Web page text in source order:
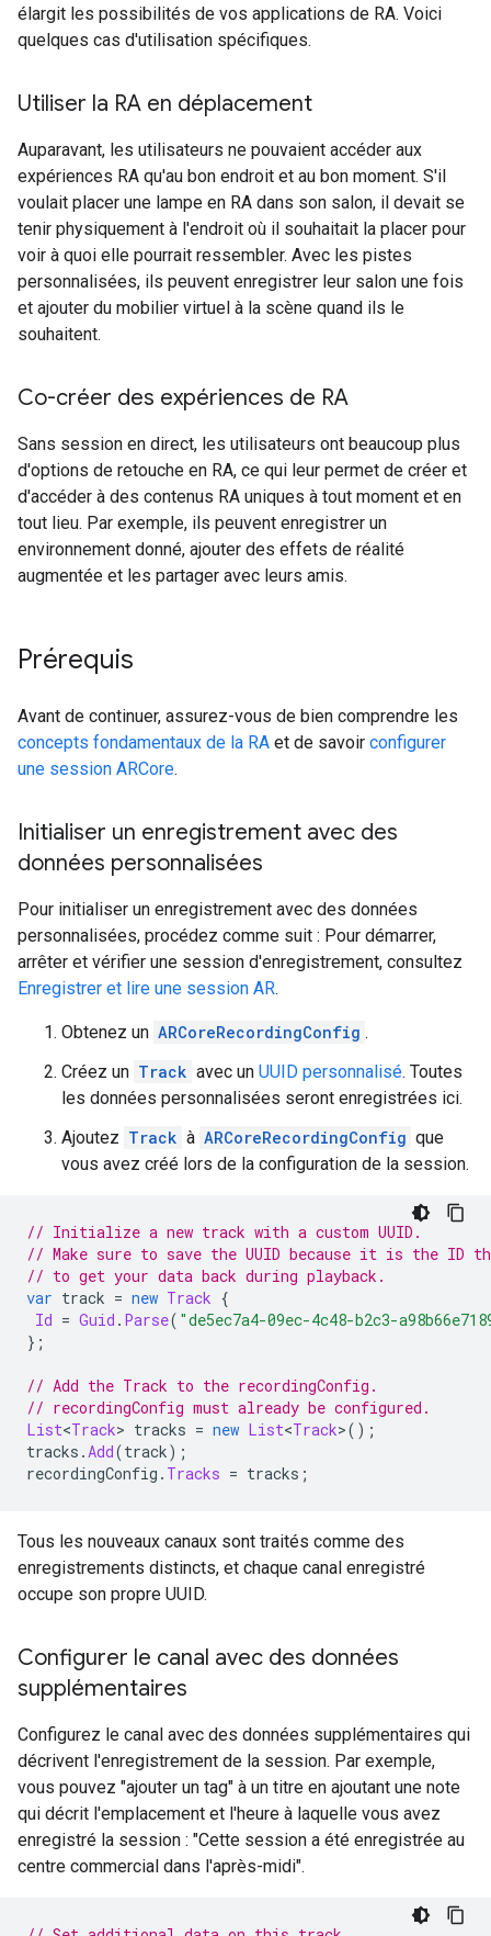
élargit les possibilités de vos applications de RA. Voici
quelques cas d'utilisation spécifiques.
Utiliser la RA en déplacement
Auparavant, les utilisateurs ne pouvaient accéder aux
expériences RA qu'au bon endroit et au bon moment. S'il
voulait placer une lampe en RA dans son salon, il devait se
tenir physiquement à l'endroit où il souhaitait la placer pour
voir à quoi elle pourrait ressembler. Avec les pistes
personnalisées, ils peuvent enregistrer leur salon une fois
et ajouter du mobilier virtuel à la scène quand ils le
souhaitent.
Co-créer des expériences de RA
Sans session en direct, les utilisateurs ont beaucoup plus
d'options de retouche en RA, ce qui leur permet de créer et
d'accéder à des contenus RA uniques à tout moment et en
tout lieu. Par exemple, ils peuvent enregistrer un
environnement donné, ajouter des effets de réalité
augmentée et les partager avec leurs amis.
Prérequis
Avant de continuer, assurez-vous de bien comprendre les
concepts fondamentaux de la RA et de savoir configurer
une session ARCore.
Initialiser un enregistrement avec des
données personnalisées
Pour initialiser un enregistrement avec des données
personnalisées, procédez comme suit : Pour démarrer,
arrêter et vérifier une session d'enregistrement, consultez
Enregistrer et lire une session AR.
Obtenez un ARCoreRecordingConfig .
Créez un Track avec un UUID personnalisé. Toutes
les données personnalisées seront enregistrées ici.
Ajoutez Track à ARCoreRecordingConfig que
vous avez créé lors de la configuration de la session.
// Initialize a new track with a custom UUID.
// Make sure to save the UUID because it is the ID
// to get your data back during playback.
var track = new Track {
Id = Guid . Parse( "de5ec7a4-09ec-4c48-b2c3-
};
// Add the Track to the recordingConfig.
// recordingConfig must already be configured.
List<Track> tracks = new List<Track>();
tracks .Add(track);
recordingConfig . Tracks = tracks ;
Tous les nouveaux canaux sont traités comme des
enregistrements distincts, et chaque canal enregistré
occupe son propre UUID.
Configurer le canal avec des données
supplémentaires
Configurez le canal avec des données supplémentaires qui
décrivent l'enregistrement de la session. Par exemple,
vous pouvez "ajouter un tag" à un titre en ajoutant une note
qui décrit l'emplacement et l'heure à laquelle vous avez
enregistré la session : "Cette session a été enregistrée au
centre commercial dans l'après-midi".